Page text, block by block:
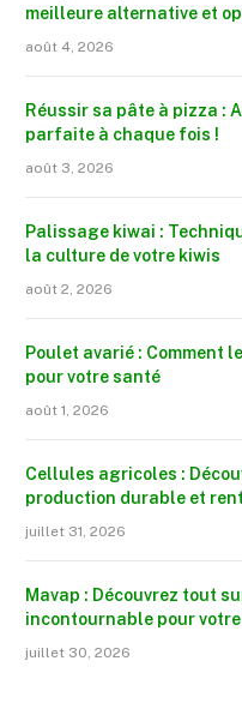
meilleure alternative et
août 4, 2026
Réussir sa pâte à pizza :
parfaite à chaque fois !
août 3, 2026
Palissage kiwai :
la culture de votre kiwis
août 2, 2026
Poulet avarié : Comment
pour votre santé
août 1, 2026
Cellules agricoles :
production durable et
juillet 31, 2026
Mavap : Découvrez tout
incontournable pour
juillet 30, 2026